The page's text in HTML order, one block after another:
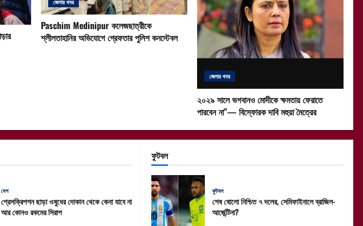
জেলার খবর
Paschim Medinipur কলেজছাত্রীকে
শ্লীলতাহানির অভিযোগে গ্রেফতার পুলিশ কনস্টেবল
জেলার খবর
২০২৯ সালে ভগবানও মোদীকে ক্ষমতায় ফেরাতে
পারবেন না”— বিস্ফোরক দাবি মহুয়া মৈত্রের
দেশ
প্রেসক্রিপশন ছাড়া ওষুধের দোকান থেকে কেনা যাবে না
আর কোনও রকমের সিরাপ
ফুটবল
ফুটবল
শেষ ষোলো নিশ্চিত ৭ দলের, সেমিফাইনালে ব্রাজিল-
আর্জেন্টিনা?